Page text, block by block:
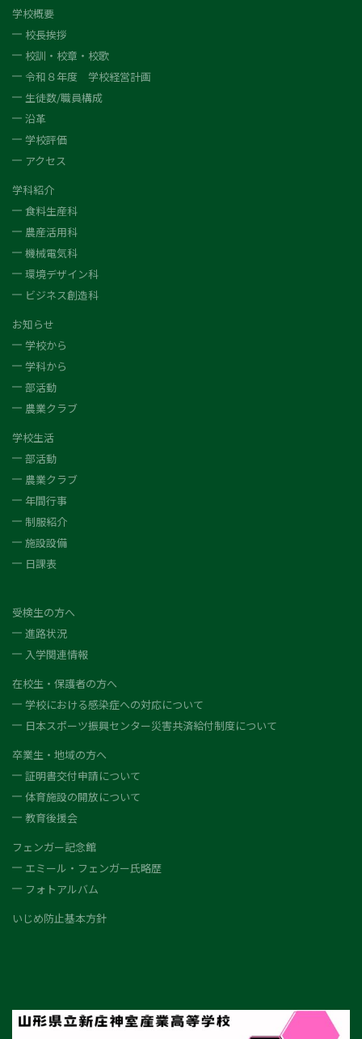
学校概要
校長挨拶
校訓・校章・校歌
令和８年度 学校経営計画
生徒数/職員構成
沿革
学校評価
アクセス
学科紹介
食料生産科
農産活用科
機械電気科
環境デザイン科
ビジネス創造科
お知らせ
学校から
学科から
部活動
農業クラブ
学校生活
部活動
農業クラブ
年間行事
制服紹介
施設設備
日課表
受検生の方へ
進路状況
入学関連情報
在校生・保護者の方へ
学校における感染症への対応について
日本スポーツ振興センター災害共済給付制度について
卒業生・地域の方へ
証明書交付申請について
体育施設の開放について
教育後援会
フェンガー記念館
エミール・フェンガー氏略歴
フォトアルバム
いじめ防止基本方針